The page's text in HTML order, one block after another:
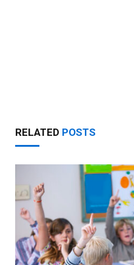
RELATED POSTS